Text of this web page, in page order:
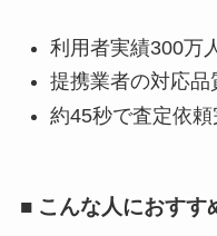
利用者実績300万
提携業者の対応品
約45秒で査定依
■ こんな人におすす